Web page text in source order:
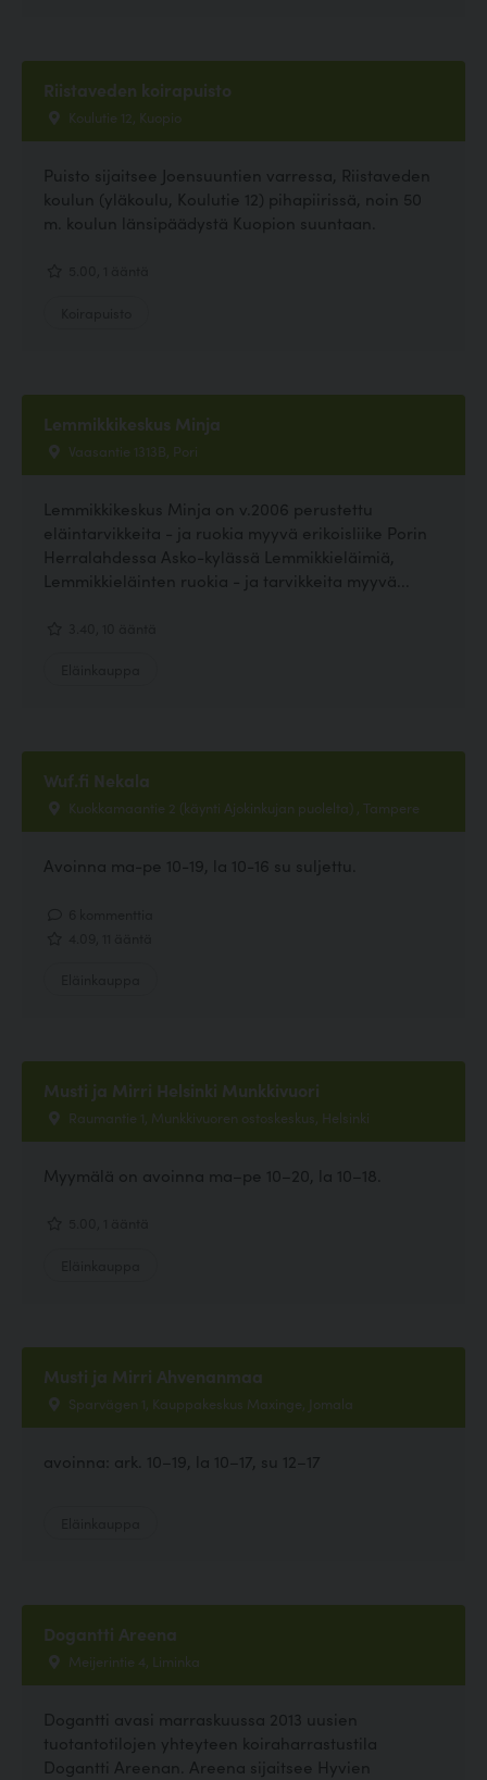
Riistaveden koirapuisto
Koulutie 12, Kuopio
Puisto sijaitsee Joensuuntien varressa, Riistaveden
koulun (yläkoulu, Koulutie 12) pihapiirissä, noin 50
m. koulun länsipäädystä Kuopion suuntaan.
Lemmikkikeskus Minja
Vaasantie 1313B, Pori
Lemmikkikeskus Minja on v.2006 perustettu
eläintarvikkeita - ja ruokia myyvä erikoisliike Porin
Herralahdessa Asko-kylässä Lemmikkieläimiä,
Lemmikkieläinten ruokia - ja tarvikkeita myyvä...
Wuf.fi Nekala
Kuokkamaantie 2 (käynti Ajokinkujan puolelta) , Tampere
Avoinna ma-pe 10-19, la 10-16 su suljettu.
Musti ja Mirri Helsinki Munkkivuori
Raumantie 1, Munkkivuoren ostoskeskus, Helsinki
Myymälä on avoinna ma–pe 10–20, la 10–18.
Musti ja Mirri Ahvenanmaa
Sparvägen 1, Kauppakeskus Maxinge, Jomala
avoinna: ark. 10–19, la 10–17, su 12–17
Dogantti Areena
Meijerintie 4, Liminka
Dogantti avasi marraskuussa 2013 uusien
tuotantotilojen yhteyteen koiraharrastustila
Dogantti Areenan. Areena sijaitsee Hyvien